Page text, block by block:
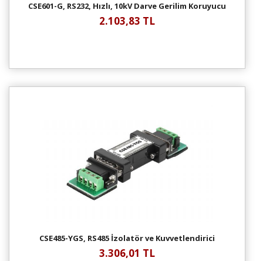
CSE601-G, RS232, Hızlı, 10kV Darve Gerilim Koruyucu
2.103,83 TL
CSE485-YGS, RS485 İzolatör ve Kuvvetlendirici
3.306,01 TL